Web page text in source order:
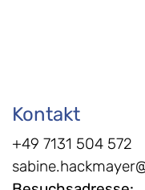
Kontakt
+49 7131 504 572